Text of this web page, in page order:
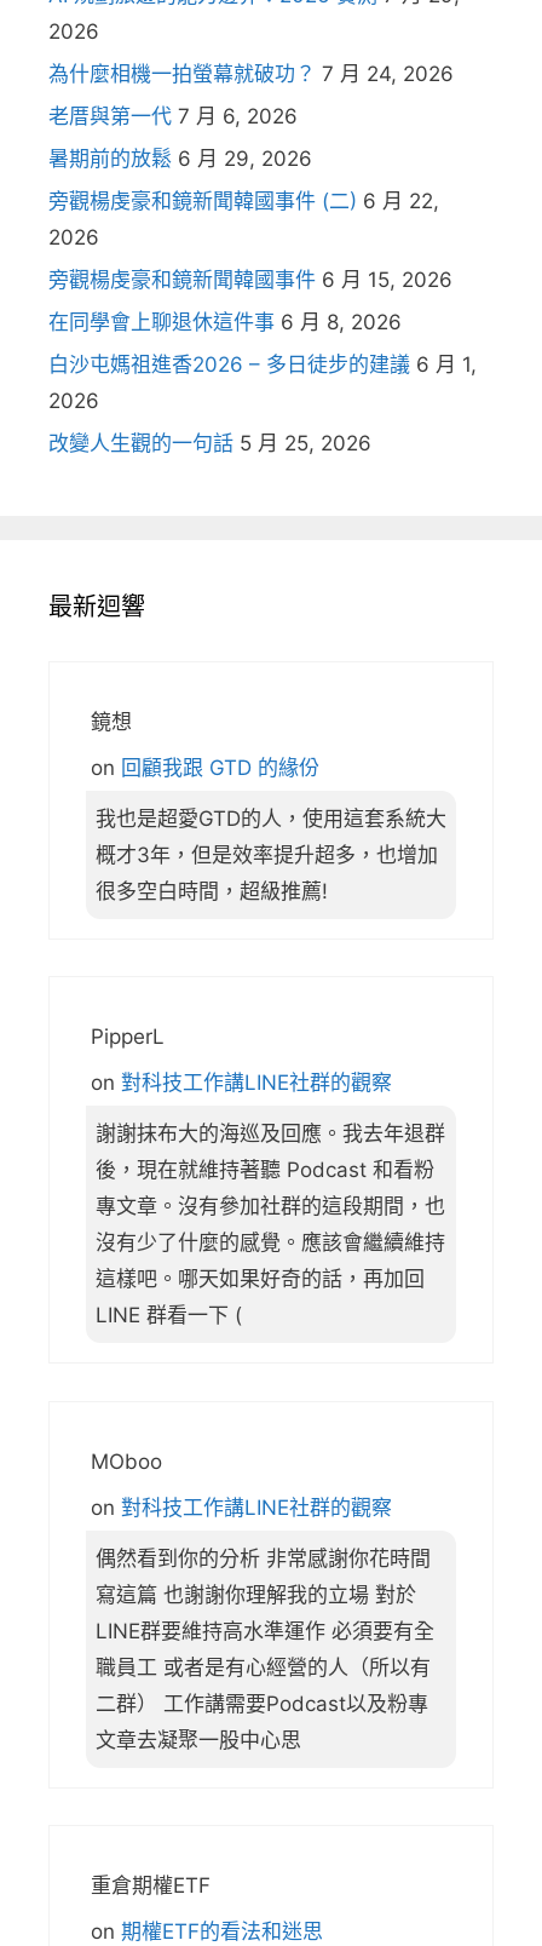
2026
為什麼相機一拍螢幕就破功？ 7 月 24, 2026
老厝與第一代 7 月 6, 2026
暑期前的放鬆 6 月 29, 2026
旁觀楊虔豪和鏡新聞韓國事件 (二) 6 月 22,
2026
旁觀楊虔豪和鏡新聞韓國事件 6 月 15, 2026
在同學會上聊退休這件事 6 月 8, 2026
白沙屯媽祖進香2026 – 多日徒步的建議 6 月 1,
2026
改變人生觀的一句話 5 月 25, 2026
最新迴響
鏡想
on 回顧我跟 GTD 的緣份
我也是超愛GTD的人，使用這套系統大
概才3年，但是效率提升超多，也增加
很多空白時間，超級推薦!
PipperL
on 對科技工作講LINE社群的觀察
謝謝抹布大的海巡及回應。我去年退群
後，現在就維持著聽 Podcast 和看粉
專文章。沒有參加社群的這段期間，也
沒有少了什麼的感覺。應該會繼續維持
這樣吧。哪天如果好奇的話，再加回
LINE 群看一下 (
MOboo
on 對科技工作講LINE社群的觀察
偶然看到你的分析 非常感謝你花時間
寫這篇 也謝謝你理解我的立場 對於
LINE群要維持高水準運作 必須要有全
職員工 或者是有心經營的人（所以有
二群） 工作講需要Podcast以及粉專
文章去凝聚一股中心思
重倉期權ETF
on 期權ETF的看法和迷思